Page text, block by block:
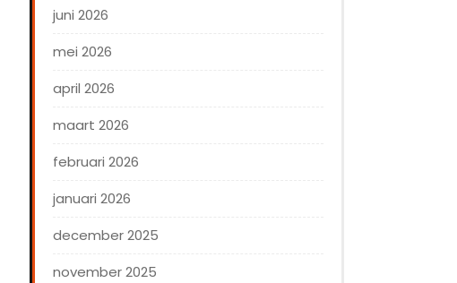
juni 2026
mei 2026
april 2026
maart 2026
februari 2026
januari 2026
december 2025
november 2025